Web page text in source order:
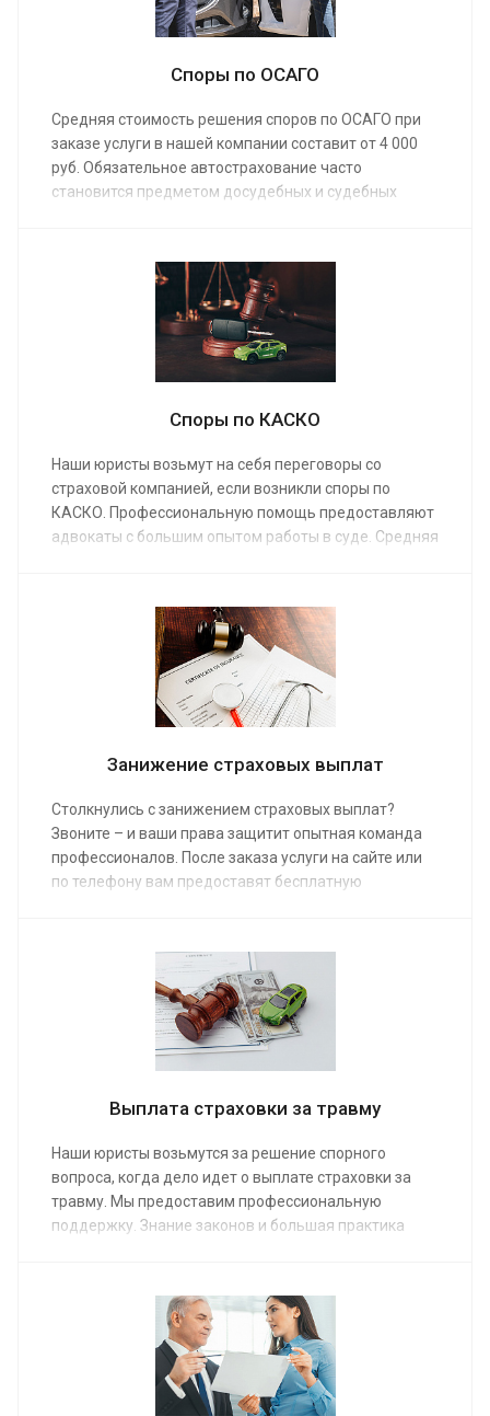
Споры по ОСАГО
Средняя стоимость решения споров по ОСАГО при
заказе услуги в нашей компании составит от 4 000
руб. Обязательное автострахование часто
становится предметом досудебных и судебных
компания задерживает выплату или насчитала ее
не в полном объеме, помогут взыскать неустойку
при нарушении сроков и качества ремонта.
Споры по КАСКО
Наши юристы возьмут на себя переговоры со
страховой компанией, если возникли споры по
КАСКО. Профессиональную помощь предоставляют
адвокаты с большим опытом работы в суде. Средняя
делам неразрешимых проблем нет. Заказ услуги
обеспечит защиту ваших финансовых интересов в
самых сложных ситуациях.
Занижение страховых выплат
Столкнулись с занижением страховых выплат?
Звоните – и ваши права защитит опытная команда
профессионалов. После заказа услуги на сайте или
по телефону вам предоставят бесплатную
большой опыт работы со страховыми компаниями.
Средняя стоимость услуг по решению споров с
автостраховщиками от 4 000 руб.
Выплата страховки за травму
Наши юристы возьмутся за решение спорного
вопроса, когда дело идет о выплате страховки за
травму. Мы предоставим профессиональную
поддержку. Знание законов и большая практика
характера быстро решается, когда за дело берутся
профессионалы. Средняя стоимость
урегулирования страховых конфликтов от 4 000 руб.